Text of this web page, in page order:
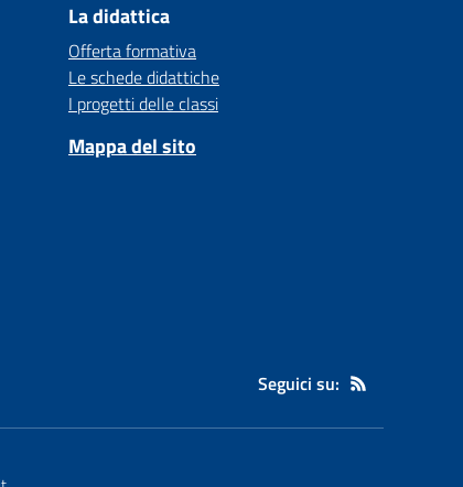
La didattica
Offerta formativa
Le schede didattiche
I progetti delle classi
Mappa del sito
Seguici su: